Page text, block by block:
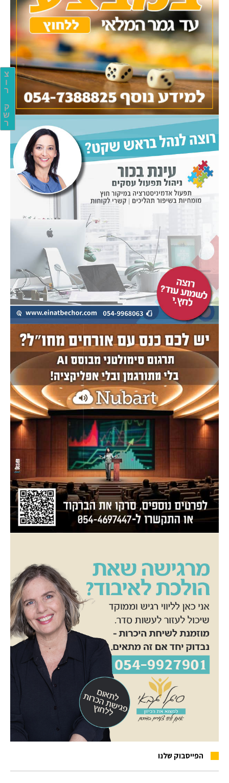
צ
ו
ר
ק
ש
ר
הפייסבוק שלנו